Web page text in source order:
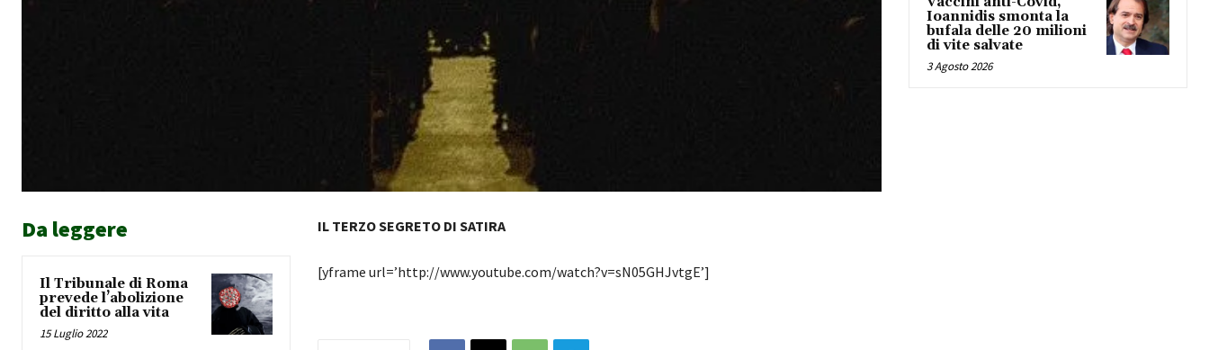
Da leggere
Il Tribunale di Roma
prevede l’abolizione
del diritto alla vita
15 Luglio 2022
IL TERZO SEGRETO DI SATIRA
[yframe url=’http://www.youtube.com/watch?v=sN05GHJvtgE’]
Ioannidis smonta la
bufala delle 20 milioni
di vite salvate
3 Agosto 2026